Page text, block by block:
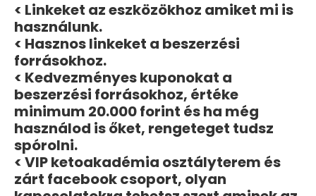
< Linkeket az eszközökhoz amiket mi is
használunk.
< Hasznos linkeket a beszerzési
forrásokhoz.
< Kedvezményes kuponokat a
beszerzési forrásokhoz, értéke
minimum 20.000 forint és ha még
használod is őket, rengeteget tudsz
spórolni.
< VIP ketoakadémia osztályterem és
zárt facebook csoport, olyan